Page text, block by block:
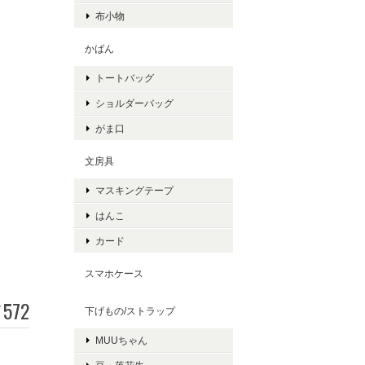
572
布小物
かばん
トートバッグ
ショルダーバッグ
がま口
文房具
マスキングテープ
はんこ
カード
スマホケース
下げもの/ストラップ
MUUちゃん